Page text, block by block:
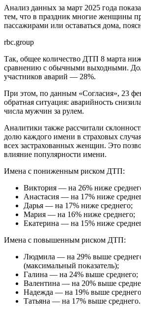
Анализ данных за март 2025 года
тем, что в праздник многие женщины
пассажирами или оставаться дома,
rbc.group
Так, общее количество ДТП 8 марта
сравнению с обычными выходными.
участников аварий — 28%.
При этом, по данным «Согласия», 23
обратная ситуация: аварийность
числа мужчин за рулем.
Аналитики также рассчитали
долю каждого имени в страховых
всех застрахованных женщин. Это
влияние популярности имени.
Имена с пониженным риском ДТП:
Виктория — на 26% ниже
Анастасия — на 17% ниже
Дарья — на 17% ниже среднего;
Мария — на 16% ниже среднего;
Екатерина — на 15% ниже
Имена с повышенным риском ДТП:
Людмила — на 29% выше
(максимальный показатель);
Галина — на 24% выше среднего;
Валентина — на 20% выше
Надежда — на 19% выше
Татьяна — на 17% выше среднего.